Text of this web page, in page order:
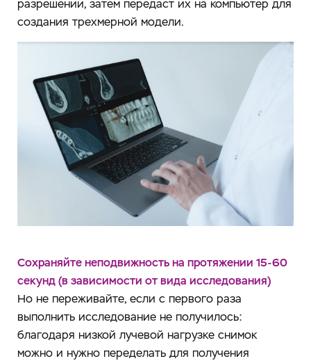
разрешении, затем передаст их на компьютер для
создания трехмерной модели.
Сохраняйте неподвижность на протяжении 15-60
секунд (в зависимости от вида исследования)
Но не переживайте, если с первого раза
выполнить исследование не получилось:
благодаря низкой лучевой нагрузке снимок
можно и нужно переделать для получения